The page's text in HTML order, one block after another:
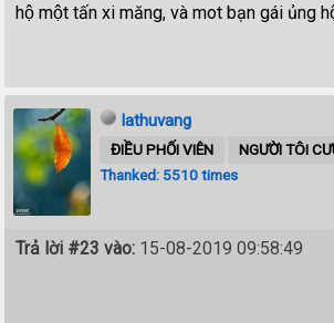
hộ một tấn xi măng, và mot bạn gái ủng
lathuvang
ĐIỀU PHỐI VIÊN
NGƯỜI TÔI
Thanked: 5510 times
Trả lời #23 vào: 15-08-2019 09:58:49